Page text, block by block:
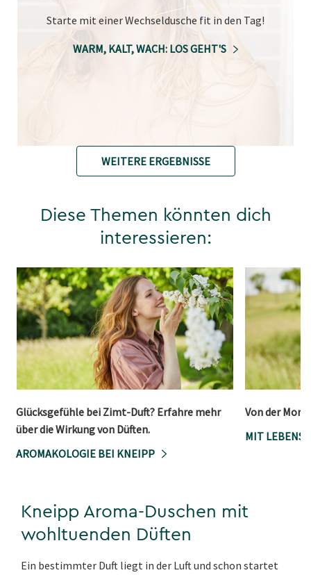
Starte mit einer Wechseldusche fit in den Tag!
WARM, KALT, WACH: LOS GEHT'S
WEITERE ERGEBNISSE
Diese Themen könnten dich
interessieren:
Glücksgefühle bei Zimt-Duft? Erfahre mehr
über die Wirkung von Düften.
AROMAKOLOGIE BEI KNEIPP
Von der
MIT
Kneipp Aroma-Duschen mit
wohltuenden Düften
Ein bestimmter Duft liegt in der Luft und schon startet